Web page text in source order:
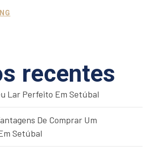
recentes
Lar Perfeito Em Setúbal
De Comprar Um
Setúbal